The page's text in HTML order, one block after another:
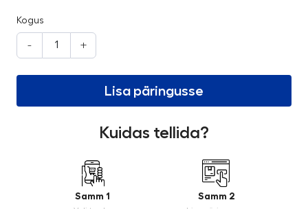
Kogus
- +
Lisa päringusse
Kuidas tellida?
Samm 1 Samm 2